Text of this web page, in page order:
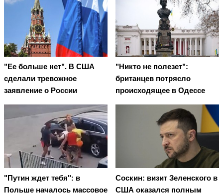
"Ее больше нет". В США
сделали тревожное
заявление о России
"Никто не полезет":
британцев потрясло
происходящее в Одессе
"Путин ждет тебя": в
Польше началось массовое
Соскин: визит Зеленского в
США оказался полным